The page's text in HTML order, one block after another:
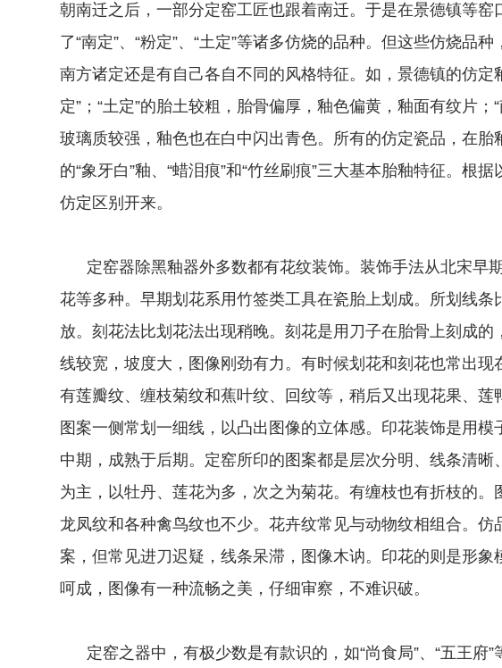
朝南迁之后，一部分定窑工匠也跟着南迁。于是在景德镇等窑
了“南定”、“粉定”、“土定”等诸多仿烧的品种。但这些仿烧品
南方诸定还是有自己各自不同的风格特征。如，景德镇的仿定
定”；“土定”的胎土较粗，胎骨偏厚，釉色偏黄，釉面有纹片；
玻璃质较强，釉色也在白中闪出青色。所有的仿定瓷品，在胎
的“象牙白”釉、“蜡泪痕”和“竹丝刷痕”三大基本胎釉特征。根
仿定区别开来。
定窑器除黑釉器外多数都有花纹装饰。装饰手法从北宋早
花等多种。早期划花系用竹签类工具在瓷胎上划成。所划线条
放。刻花法比划花法出现稍晚。刻花是用刀子在胎骨上刻成的
线较宽，坡度大，图像刚劲有力。有时候划花和刻花也常出现
有莲瓣纹、缠枝菊纹和蕉叶纹、回纹等，稍后又出现花果、莲
图案一侧常划一细线，以凸出图像的立体感。印花装饰是用
中期，成熟于后期。定窑所印的图案都是层次分明、线条清
为主，以牡丹、莲花为多，次之为菊花。有缠枝也有折枝的。
龙凤纹和各种禽鸟纹也不少。花卉纹常见与动物纹相组合。仿
案，但常见进刀迟疑，线条呆滞，图像木讷。印花的则是形
呵成，图像有一种流畅之美，仔细审察，不难识破。
定窑之器中，有极少数是有款识的，如“尚食局”、“五王府”